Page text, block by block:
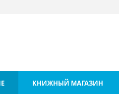
КНИЖНЫЙ МАГАЗИН